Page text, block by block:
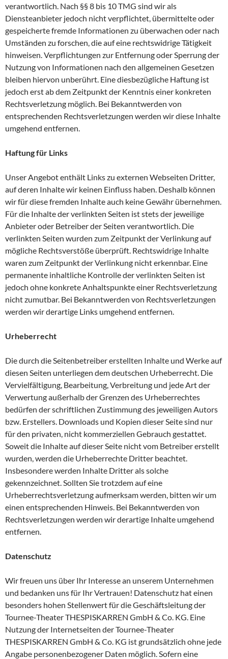
verantwortlich. Nach §§ 8 bis 10 TMG sind wir als
Diensteanbieter jedoch nicht verpflichtet, übermittelte oder
gespeicherte fremde Informationen zu überwachen oder nach
Umständen zu forschen, die auf eine rechtswidrige Tätigkeit
hinweisen. Verpflichtungen zur Entfernung oder Sperrung der
Nutzung von Informationen nach den allgemeinen Gesetzen
bleiben hiervon unberührt. Eine diesbezügliche Haftung ist
jedoch erst ab dem Zeitpunkt der Kenntnis einer konkreten
Rechtsverletzung möglich. Bei Bekanntwerden von
entsprechenden Rechtsverletzungen werden wir diese Inhalte
umgehend entfernen.
Haftung für Links
Unser Angebot enthält Links zu externen Webseiten Dritter,
auf deren Inhalte wir keinen Einfluss haben. Deshalb können
wir für diese fremden Inhalte auch keine Gewähr übernehmen.
Für die Inhalte der verlinkten Seiten ist stets der jeweilige
Anbieter oder Betreiber der Seiten verantwortlich. Die
verlinkten Seiten wurden zum Zeitpunkt der Verlinkung auf
mögliche Rechtsverstöße überprüft. Rechtswidrige Inhalte
waren zum Zeitpunkt der Verlinkung nicht erkennbar. Eine
permanente inhaltliche Kontrolle der verlinkten Seiten ist
jedoch ohne konkrete Anhaltspunkte einer Rechtsverletzung
nicht zumutbar. Bei Bekanntwerden von Rechtsverletzungen
werden wir derartige Links umgehend entfernen.
Urheberrecht
Die durch die Seitenbetreiber erstellten Inhalte und Werke auf
diesen Seiten unterliegen dem deutschen Urheberrecht. Die
Vervielfältigung, Bearbeitung, Verbreitung und jede Art der
Verwertung außerhalb der Grenzen des Urheberrechtes
bedürfen der schriftlichen Zustimmung des jeweiligen Autors
bzw. Erstellers. Downloads und Kopien dieser Seite sind nur
für den privaten, nicht kommerziellen Gebrauch gestattet.
Soweit die Inhalte auf dieser Seite nicht vom Betreiber erstellt
wurden, werden die Urheberrechte Dritter beachtet.
Insbesondere werden Inhalte Dritter als solche
gekennzeichnet. Sollten Sie trotzdem auf eine
Urheberrechtsverletzung aufmerksam werden, bitten wir um
einen entsprechenden Hinweis. Bei Bekanntwerden von
Rechtsverletzungen werden wir derartige Inhalte umgehend
entfernen.
Datenschutz
Wir freuen uns über Ihr Interesse an unserem Unternehmen
und bedanken uns für Ihr Vertrauen! Datenschutz hat einen
besonders hohen Stellenwert für die Geschäftsleitung der
Tournee-Theater THESPISKARREN GmbH & Co. KG. Eine
Nutzung der Internetseiten der Tournee-Theater
THESPISKARREN GmbH & Co. KG ist grundsätzlich ohne jede
Angabe personenbezogener Daten möglich. Sofern eine